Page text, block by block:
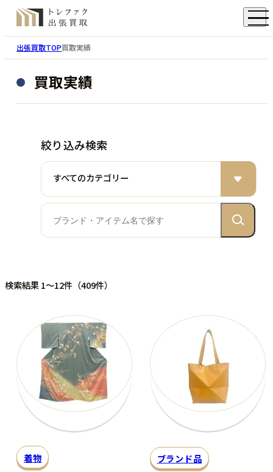
出張買取TOP買取実績
買取実績
絞り込み検索
すべてのカテゴリー
検索結果 1～12件（409件）
着物 ブランド品